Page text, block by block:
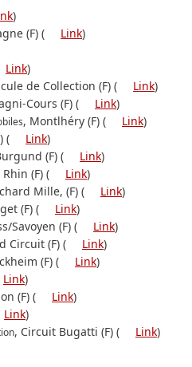
)
(F) ( Link)
Link)
de Collection (F) ( Link)
Cours (F) ( Link)
, Montlhéry (F) ( Link)
( Link)
(F) ( Link)
(F) ( Link)
Mille, (F) ( Link)
(F) ( Link)
Savoyen (F) ( Link)
Circuit (F) ( Link)
(F) ( Link)
Link)
(F) ( Link)
Link)
, Circuit Bugatti (F) ( Link)